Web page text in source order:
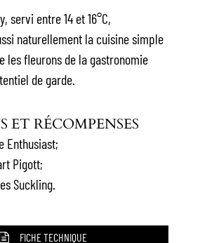
servi entre 14 et 16°C,
naturellement la cuisine simple
les fleurons de la gastronomie
de garde.
RÉCOMPENSES
Enthusiast;
Pigott;
Suckling.
FICHE TECHNIQUE